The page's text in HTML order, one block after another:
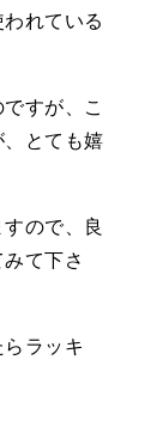
れている
すが、こ
とても嬉
ので、良
て下さ
ラッキ